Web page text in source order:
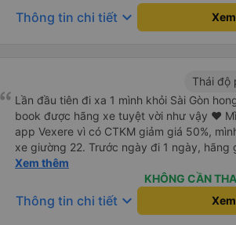
hơn, tôi góp ý nhà xe nên có quy định rõ
lặng (tắt âm thanh điện thoại) vào ban đêm
Thông tin chi tiết keyboard_arrow_down
Thái độ
Lần đầu tiên đi xa 1 mình khỏi Sài Gòn
book được hãng xe tuyệt vời như vậy ❤
app Vexere vì có CTKM giảm giá 50%,
xe giường 22. Trước ngày đi 1 ngày, hãng
nhật biển số xe cũng như xác nhận các
trạm xuống. Mình cũng thủ thỉ với NV trực
tiên đi 1 mình nơi xa và đi ăn đám cưới.
xe địa chỉ nhà hàng tiệc cưới. Thế là 10ph
Xem thêm
KHÔNG CẦN
Thông tin chi tiết keyboard_arrow_down